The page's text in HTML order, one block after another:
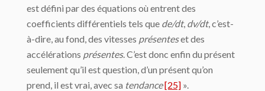
est défini par des équations où entrent des
coefficients différentiels tels que de/dt, dv/dt, c’est-
à-dire, au fond, des vitesses présenteset des
accélérations présentes. C’est donc enfin du présent
seulement qu’il est question, d’un présent qu’on
prend, il est vrai, avec sa tendance[25] ».